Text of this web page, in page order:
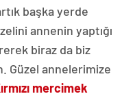
başka yerde
annenin yaptığı
biraz da biz
Güzel annelerimize
mercimek